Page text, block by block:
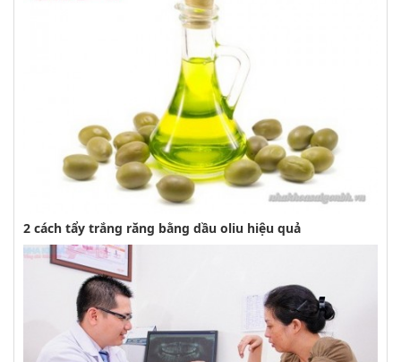
2 cách tẩy trắng răng bằng dầu oliu hiệu quả